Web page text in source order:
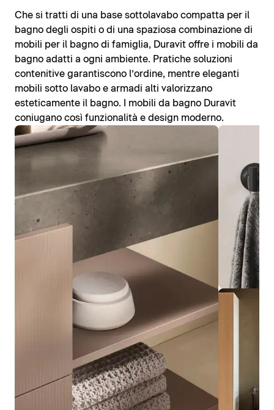
Che si tratti di una base sottolavabo compatta per il
bagno degli ospiti o di una spaziosa combinazione di
mobili per il bagno di famiglia, Duravit offre i mobili da
bagno adatti a ogni ambiente. Pratiche soluzioni
contenitive garantiscono l’ordine, mentre eleganti
mobili sotto lavabo e armadi alti valorizzano
esteticamente il bagno. I mobili da bagno Duravit
coniugano così funzionalità e design moderno.